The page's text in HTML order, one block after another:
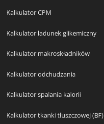
Kalkulator CPM
Kalkulator ładunek glikemiczny
Kalkulator makroskładników
Kalkulator odchudzania
Kalkulator spalania kalorii
Kalkulator tkanki tłuszczowej (BF)